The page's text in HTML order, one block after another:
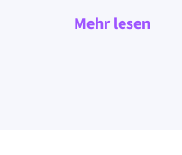
Mehr lesen